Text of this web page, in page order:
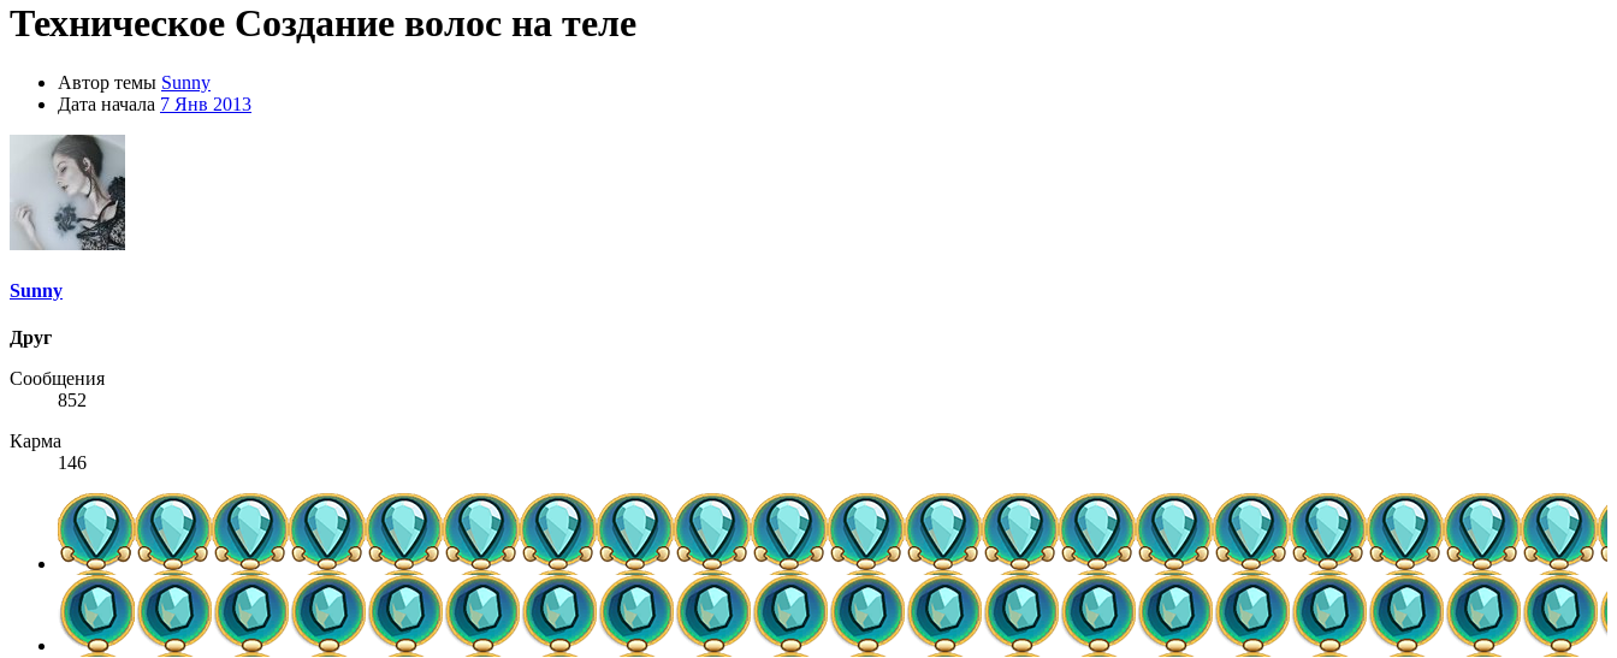
Техническое Создание волос на теле
Автор темы Sunny
Дата начала 7 Янв 2013
Sunny
Друг
Сообщения
852
Карма
146